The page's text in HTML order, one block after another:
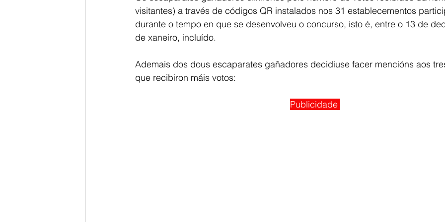
visitantes) a través de códigos QR instalados nos 31 establecementos
durante o tempo en que se desenvolveu o concurso, isto é, entre o 13 de
de xaneiro, incluído.
Ademais dos dous escaparates gañadores decidiuse facer mencións aos
que recibiron máis votos:
Publicidade